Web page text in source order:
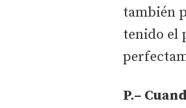
también
tenido el
P.–